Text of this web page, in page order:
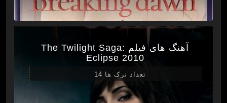
آهنگ های فیلم The Twilight Saga:
Eclipse 2010
تعداد ترک ها 14